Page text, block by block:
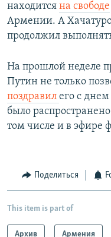
находится на свободе
Армении. А
продолжил
На прошлой неделе
Путин не только
поздравил его с
было
том числе и в эфире
Поделиться
This item is part of
Архив Армения